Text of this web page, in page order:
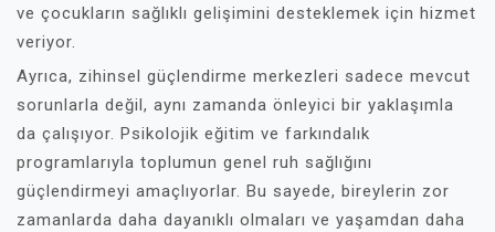
ve çocukların sağlıklı gelişimini desteklemek için hizmet
veriyor.
Ayrıca, zihinsel güçlendirme merkezleri sadece mevcut
sorunlarla değil, aynı zamanda önleyici bir yaklaşımla
da çalışıyor. Psikolojik eğitim ve farkındalık
programlarıyla toplumun genel ruh sağlığını
güçlendirmeyi amaçlıyorlar. Bu sayede, bireylerin zor
zamanlarda daha dayanıklı olmaları ve yaşamdan daha